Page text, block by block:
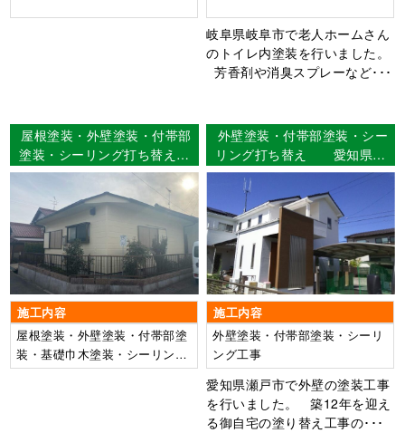
岐阜県岐阜市で老人ホームさん
のトイレ内塗装を行いました。
芳香剤や消臭スプレーなど･･･
屋根塗装・外壁塗装・付帯部
塗装・シーリング打ち替え工
事 津島市大慶寺町 Ｕ様
邸
施工内容
屋根塗装・外壁塗装・付帯部塗
装・基礎巾木塗装・シーリング
打ち替え工事
外壁塗装・付帯部塗装・シー
リング打ち替え 愛知県瀬
戸市 K様邸
施工内容
外壁塗装・付帯部塗装・シーリ
ング工事
愛知県瀬戸市で外壁の塗装工事
を行いました。 築12年を迎え
る御自宅の塗り替え工事の･･･